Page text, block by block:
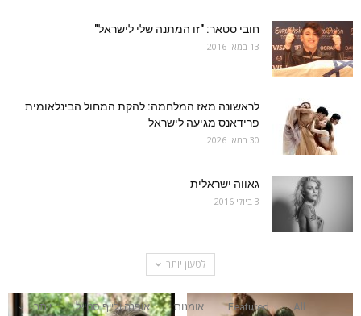
חובי סטאר: "זו המתנה שלי לישראל"
13 במאי 2016
לראשונה מאז המלחמה: להקת המחול הבינלאומית
פרידאנס מגיעה לישראל
30 במאי 2026
גאווה ישראלית
3 ביולי 2016
לטעון יותר
All
Featured אומנות אופנה ולייף סטייל יותר